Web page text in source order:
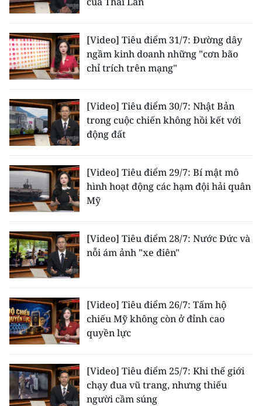
ENGLISH
中文
FRANÇAIS
ESPAÑOL
한국어
[Video] Tiêu điểm 31/7: Đường dây
ngầm kinh doanh những "cơn bão
chỉ trích trên mạng"
[Video] Tiêu điểm 30/7: Nhật Bản
trong cuộc chiến không hồi kết với
động đất
[Video] Tiêu điểm 29/7: Bí mật mô
hình hoạt động các hạm đội hải quân
Mỹ
[Video] Tiêu điểm 28/7: Nước Đức và
nỗi ám ảnh "xe điên"
[Video] Tiêu điểm 26/7: Tấm hộ
chiếu Mỹ không còn ở đỉnh cao
quyền lực
[Video] Tiêu điểm 25/7: Khi thế giới
chạy đua vũ trang, nhưng thiếu
người cầm súng